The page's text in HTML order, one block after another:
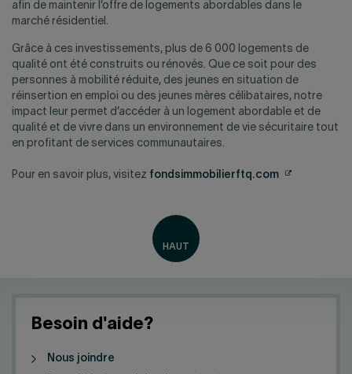
afin de maintenir l’offre de logements abordables dans le
marché résidentiel.
Grâce à ces investissements, plus de 6 000 logements de
qualité ont été construits ou rénovés. Que ce soit pour des
personnes à mobilité réduite, des jeunes en situation de
réinsertion en emploi ou des jeunes mères célibataires, notre
impact leur permet d’accéder à un logement abordable et de
qualité et de vivre dans un environnement de vie sécuritaire tout
en profitant de services communautaires.
Pour en savoir plus, visitez fondsimmobilierftq.comAttention,
Attention,
Besoin d'aide?
Nous joindre